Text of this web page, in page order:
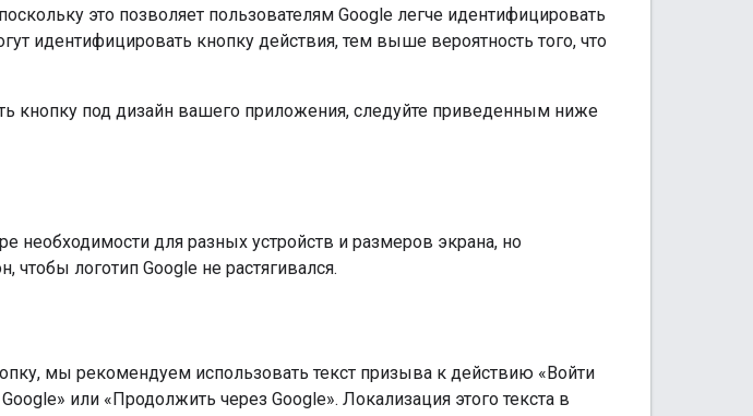
это позволяет пользователям Google легче идентифицировать
идентифицировать кнопку действия, тем выше вероятность того, что
кнопку под дизайн вашего приложения, следуйте приведенным ниже
необходимости для разных устройств и размеров экрана, но
чтобы логотип Google не растягивался.
мы рекомендуем использовать текст призыва к действию «Войти
Google» или «Продолжить через Google». Локализация этого текста в